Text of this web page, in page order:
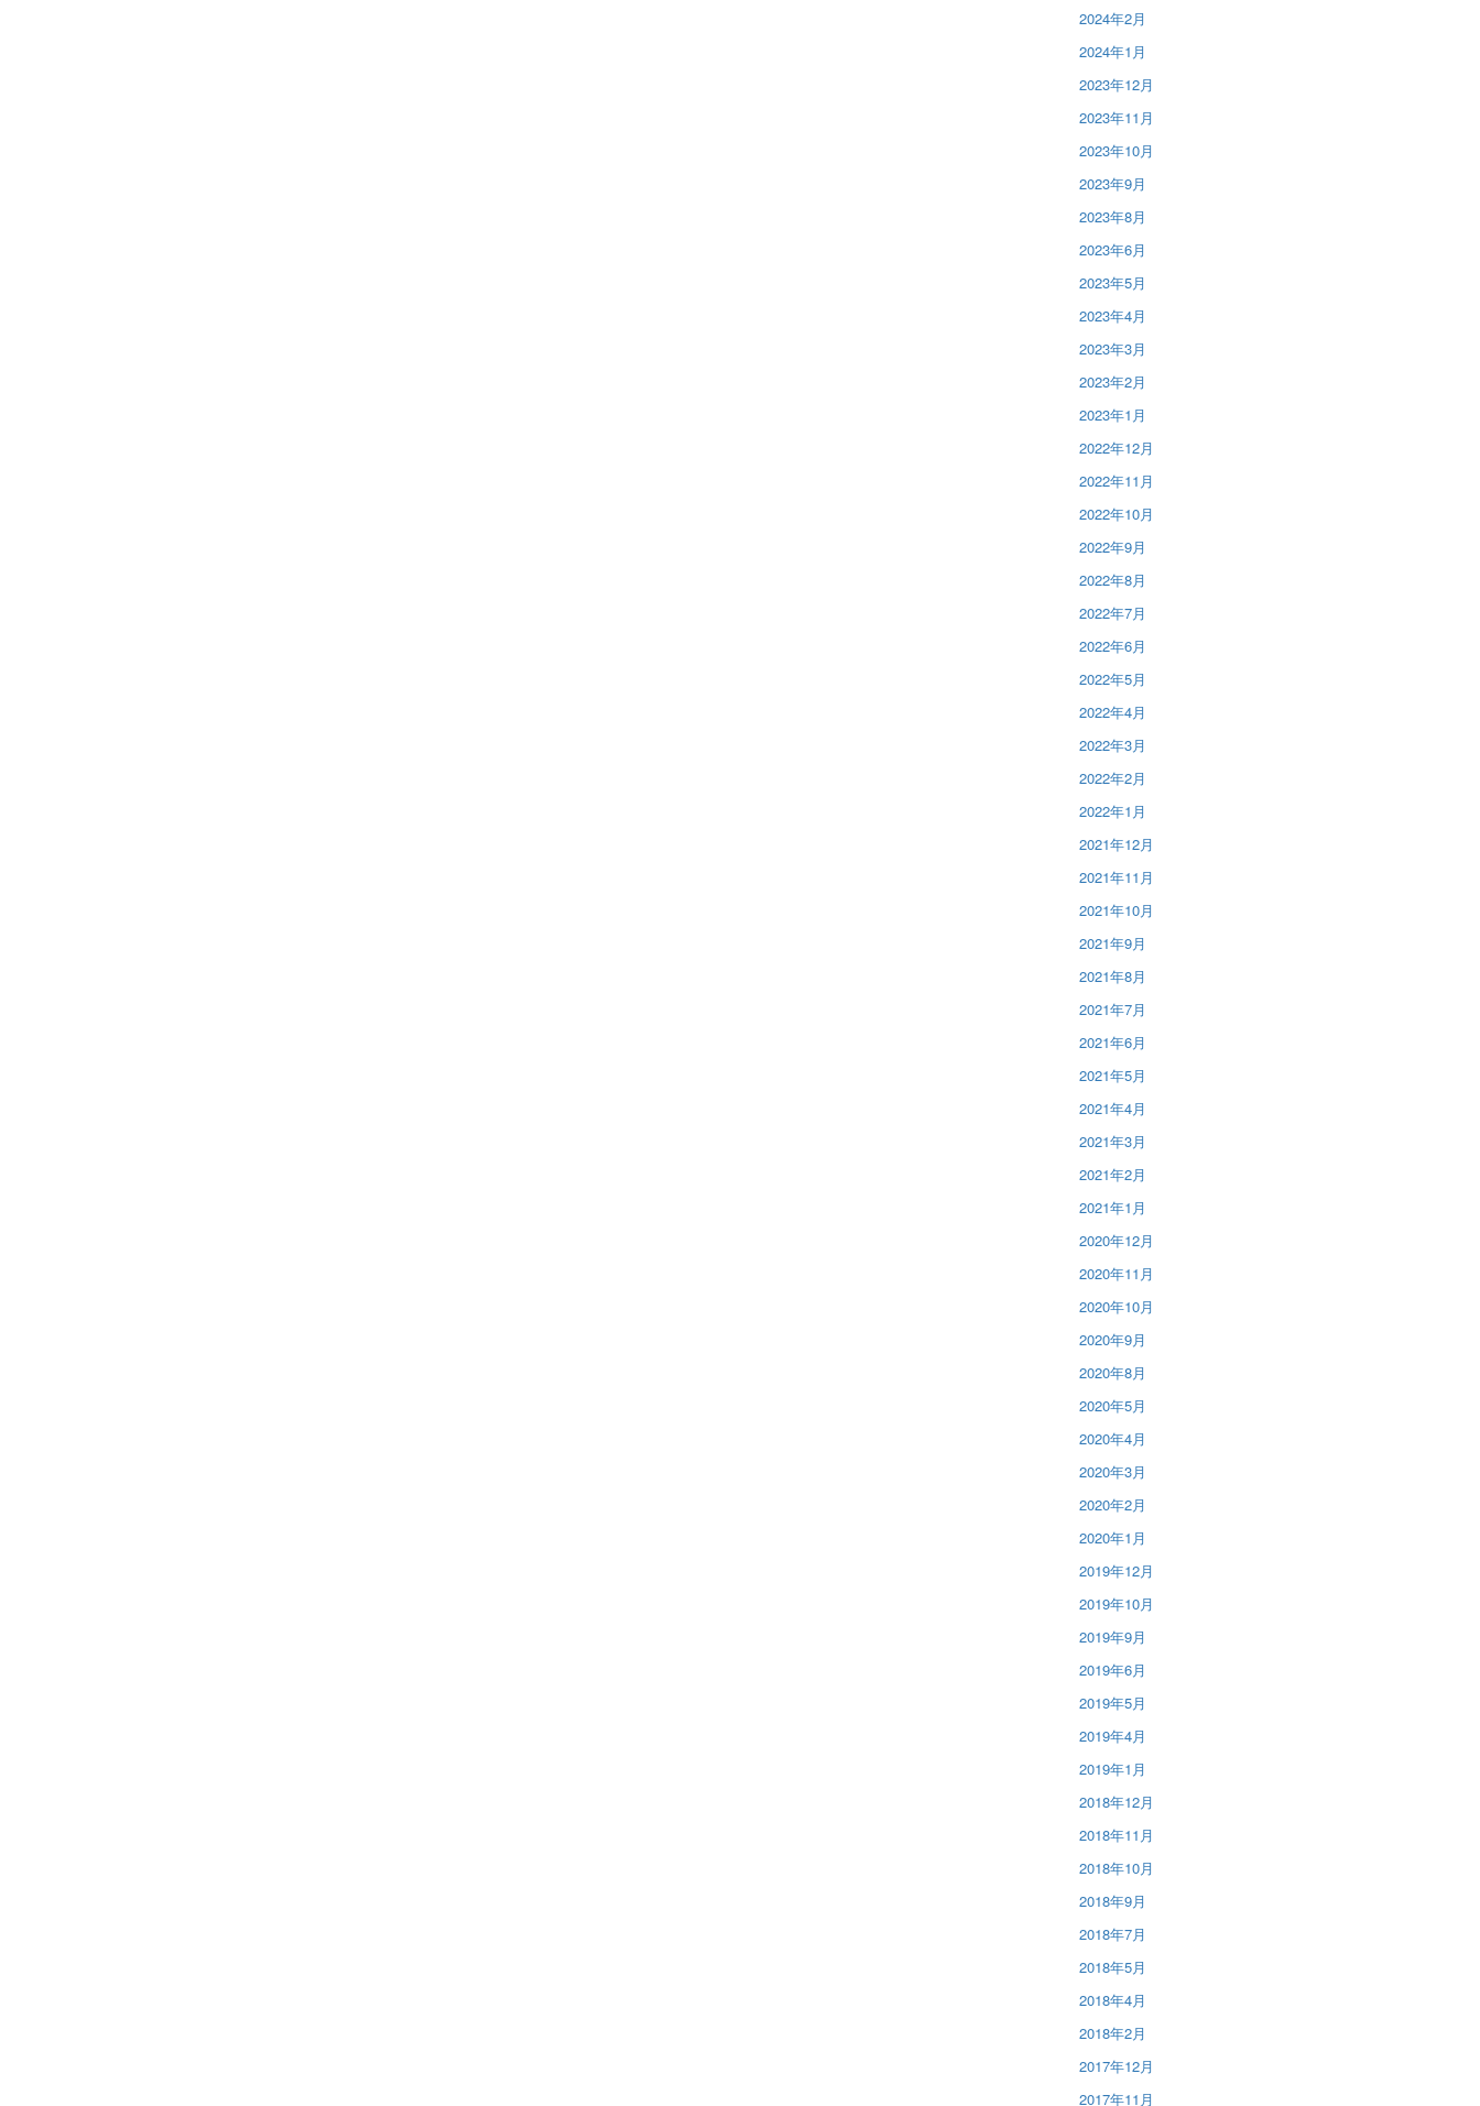
2024年2月
2024年1月
2023年12月
2023年11月
2023年10月
2023年9月
2023年8月
2023年6月
2023年5月
2023年4月
2023年3月
2023年2月
2023年1月
2022年12月
2022年11月
2022年10月
2022年9月
2022年8月
2022年7月
2022年6月
2022年5月
2022年4月
2022年3月
2022年2月
2022年1月
2021年12月
2021年11月
2021年10月
2021年9月
2021年8月
2021年7月
2021年6月
2021年5月
2021年4月
2021年3月
2021年2月
2021年1月
2020年12月
2020年11月
2020年10月
2020年9月
2020年8月
2020年5月
2020年4月
2020年3月
2020年2月
2020年1月
2019年12月
2019年10月
2019年9月
2019年6月
2019年5月
2019年4月
2019年1月
2018年12月
2018年11月
2018年10月
2018年9月
2018年7月
2018年5月
2018年4月
2018年2月
2017年12月
2017年11月